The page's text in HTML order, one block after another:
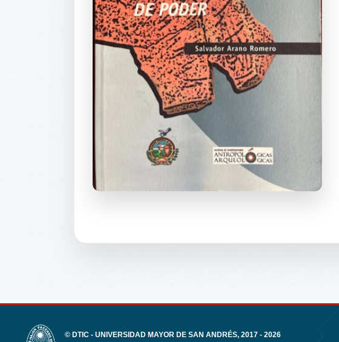
© DTIC - UNIVERSIDAD MAYOR DE SAN ANDRÉS, 2017 - 2026